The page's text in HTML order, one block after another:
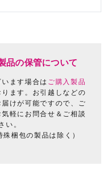
品の保管について
ます場合は ご購入製品
ます。 お引越しなどの
けが可能ですので、
ご
軽にお問合せ＆ご相談
い。
殊梱包の製品は除く）